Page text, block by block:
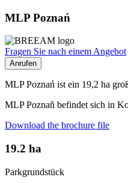
MLP Poznań
Fragen Sie nach einem Angebot
Anrufen
MLP Poznań ist ein 19,2 ha
MLP Poznañ befindet sich in
Download the brochure file
19.2 ha
Parkgrundstück